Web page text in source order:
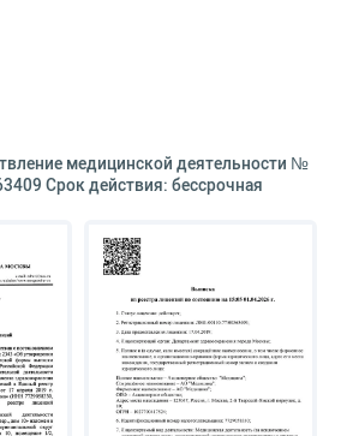
медицинской деятельности №
Срок действия: бессрочная